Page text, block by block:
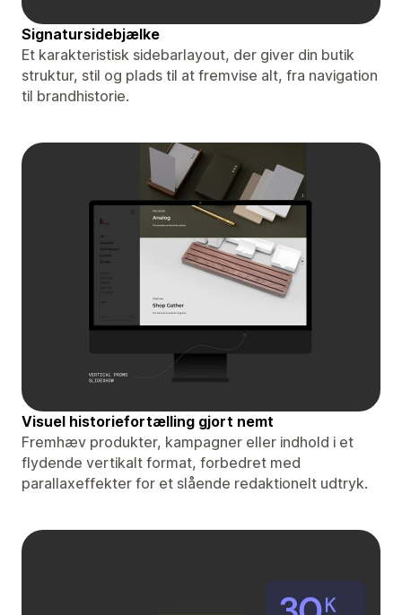
Signatursidebjælke
Et karakteristisk sidebarlayout, der giver din butik
struktur, stil og plads til at fremvise alt, fra navigation
til brandhistorie.
Visuel historiefortælling gjort nemt
Fremhæv produkter, kampagner eller indhold i et
flydende vertikalt format, forbedret med
parallaxeffekter for et slående redaktionelt udtryk.